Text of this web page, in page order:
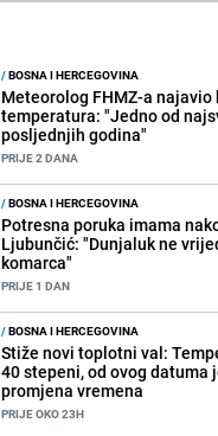
/BOSNA I HERCEGOVINA
Meteorolog FHMZ-a najavio
temperatura: "Jedno od
posljednjih godina"
PRIJE 2 DANA
/BOSNA I HERCEGOVINA
Potresna poruka imama
Ljubunčić: "Dunjaluk ne
komarca"
PRIJE 1 DAN
/BOSNA I HERCEGOVINA
Stiže novi toplotni val:
40 stepeni, od ovog datuma
promjena vremena
PRIJE OKO 23H